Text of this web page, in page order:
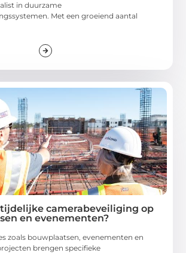
in duurzame
Met een groeiend aantal
camerabeveiliging op
en evenementen?
zoals bouwplaatsen, evenementen en
brengen specifieke